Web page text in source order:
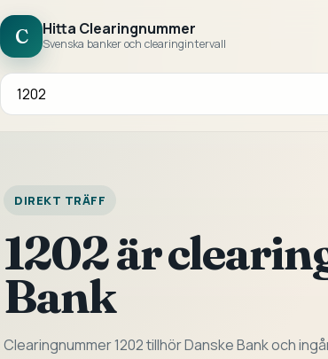
C Hitta Clearingnummer
Svenska banker och clearingintervall
Sök bank eller clearingnummer
DIREKT TRÄFF
1202 är
Bank
Clearingnummer 1202 tillhör Danske Bank och